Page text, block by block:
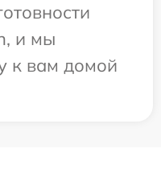
и мы
к вам домой